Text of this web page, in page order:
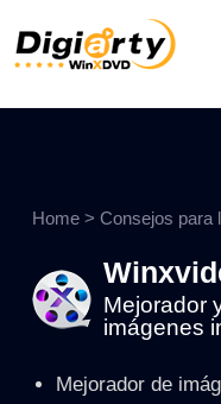
Home> Consejos para
Mejorador
imágenes
Mejorador de